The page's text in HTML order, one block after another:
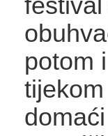
potom i